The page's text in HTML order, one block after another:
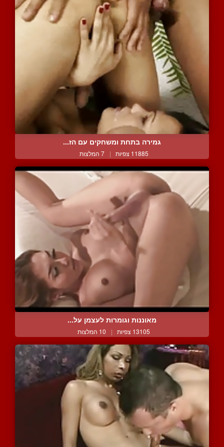
גמירה בתחת ומשחקים עם הז...
11885 צפיות | 7 המלצות
מאוננות וגומרות לעצמן על...
13105 צפיות | 10 המלצות